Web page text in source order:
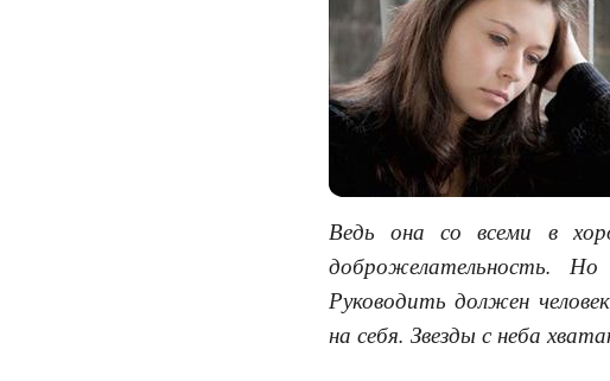
Ведь она со всеми в
доброжелательность.
Руководить должен
на себя. Звезды с неба